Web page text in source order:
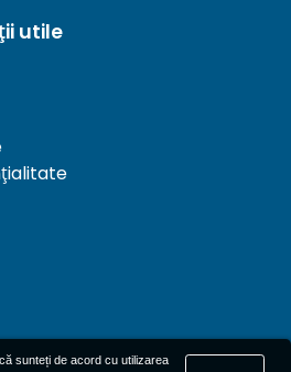
utile
sunteți de acord cu utilizarea